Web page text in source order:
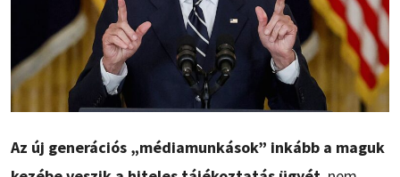
Az új generációs „médiamunkások” inkább a maguk